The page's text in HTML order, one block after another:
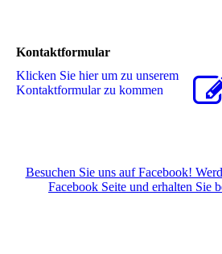
Kontaktformular
Klicken Sie hier um zu unserem
Kon­takt­for­mu­lar zu kommen
Besuchen Sie uns auf Facebook!
Facebook Seite und erhalten Sie